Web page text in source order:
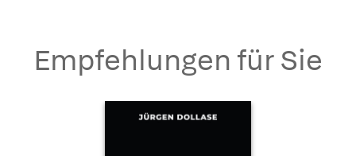
Empfehlungen für Sie